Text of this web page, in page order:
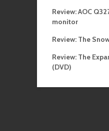
Review: AOC
monitor
Review: The
Review: The
(DVD)